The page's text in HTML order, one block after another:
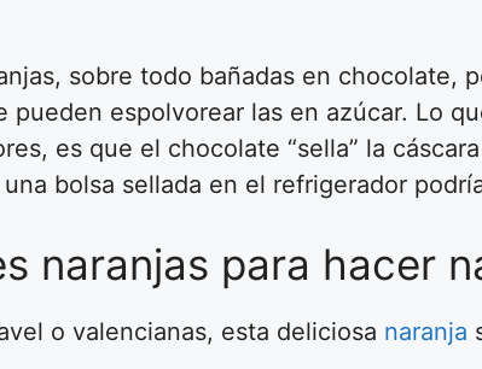
sobre todo bañadas en chocolate,
espolvorear las en azúcar. Lo
es que el chocolate “sella” la
bolsa sellada en el refrigerador
naranjas para hacer
o valencianas, esta deliciosa naranja